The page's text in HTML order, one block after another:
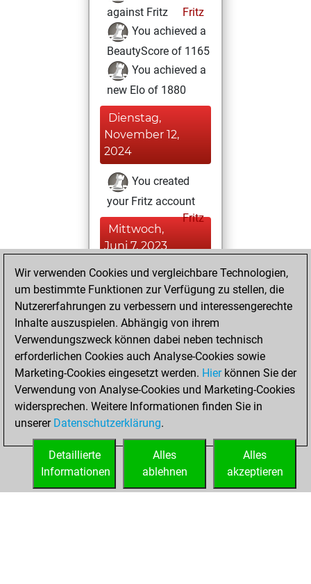
against Fritz
Fritz
You achieved a
BeautyScore of 1165
You achieved a
new Elo of 1880
Dienstag,
November 12,
2024
You created
your Fritz account
Fritz
Mittwoch,
Juni 7, 2023
You solved 1
rated studies
Studies
achieved a rating of
40
Freitag, April 28,
2023
You created
your Studies account
Studies
Wir verwenden Cookies und vergleichbare Technologien,
um bestimmte Funktionen zur Verfügung zu stellen, die
Nutzererfahrungen zu verbessern und interessengerechte
Inhalte auszuspielen. Abhängig von ihrem
Verwendungszweck können dabei neben technisch
erforderlichen Cookies auch Analyse-Cookies sowie
Marketing-Cookies eingesetzt werden. Hierkönnen Sie der
Verwendung von Analyse-Cookies und Marketing-Cookies
widersprechen. Weitere Informationen finden Sie in
unserer Datenschutzerklärung.
Alles
akzeptieren
Alles
ablehnen
Detaillierte
Informationen